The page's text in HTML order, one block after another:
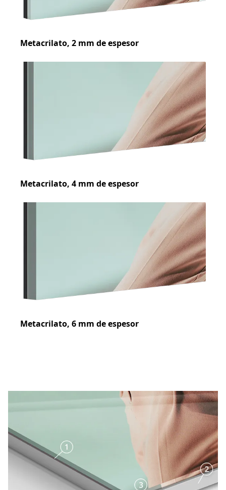
Metacrilato, 2 mm de espesor
Metacrilato, 4 mm de espesor
Metacrilato, 6 mm de espesor